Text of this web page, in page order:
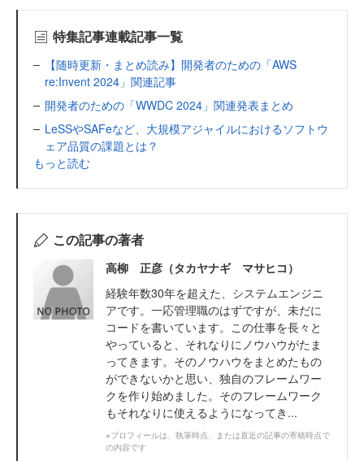
特集記事連載記事一覧
【随時更新・まとめ読み】開発者のための「AWS
re:Invent 2024」関連記事
開発者のための「WWDC 2024」関連発表まとめ
LeSSやSAFeなど、大規模アジャイルにおけるソフトウ
ェア品質の課題とは？
もっと読む
この記事の著者
高柳 正彦（タカヤナギ マサヒコ）
経験年数30年を超えた、システムエンジニ
アです。一応管理職のはずですが、未だに
コードを書いています。この仕事を長々と
やっていると、それなりにノウハウがたま
ってきます。そのノウハウをまとめたもの
ができないかと思い、独自のフレームワー
クを作り始めました。そのフレームワーク
もそれなりに使えるようになってき...
※プロフィールは、執筆時点、または直近の記事の寄稿時点で
の内容です